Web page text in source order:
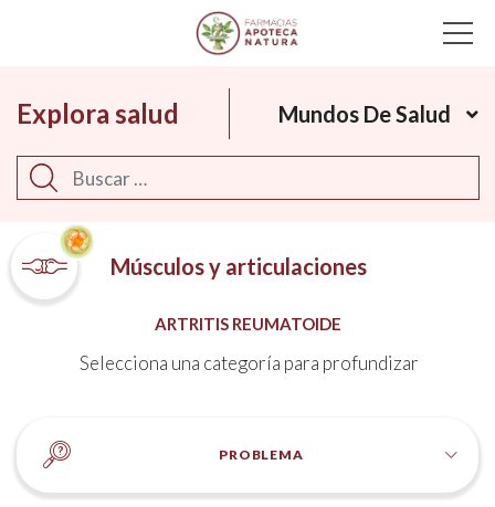
Main Navigation
Explora salud Mundos De Salud
Buscar
Músculos y articulaciones
ARTRITIS REUMATOIDE
Selecciona una categoría para profundizar
PROBLEMA